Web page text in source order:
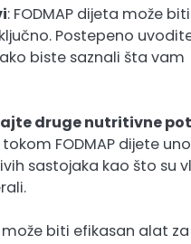
: FODMAP dijeta može
Postepeno
biste saznali šta vam
druge nutritivne
FODMAP dijete
sastojaka kao što su
može biti efikasan alat za